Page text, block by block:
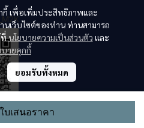
บเสนอราคา
กี้ เพื่อเพิ่มประสิทธิภาพและ
เว็บไซต์ของท่าน ท่านสามารถ
ที่นโยบายความเป็นส่วนตัว และ
บายคุกกี้
ยอมรับทั้งหมด
Reserved | Powered by MWE